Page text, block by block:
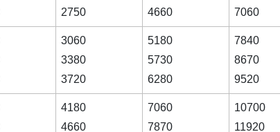
2750
4660
7060
3060
3380
3720
5180
5730
6280
7840
8670
9520
4180
4660
7060
7870
10700
11920